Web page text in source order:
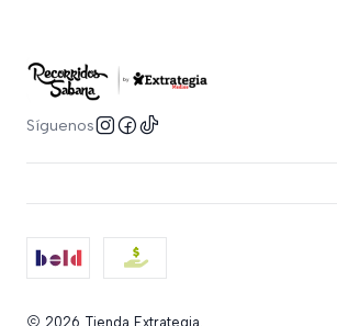
Síguenos
2026 Tienda Extrategia.